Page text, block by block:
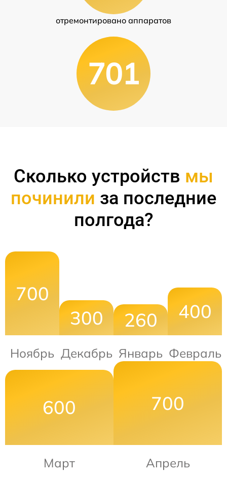
отремонтировано аппаратов
701
Сколько устройств мы
починили за последние
полгода?
700
Ноябрь
300
Декабрь
260
Январь
400
Февраль
600
Март
700
Апрель